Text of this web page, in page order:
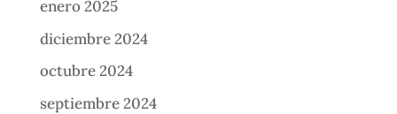
enero 2025
diciembre 2024
octubre 2024
septiembre 2024